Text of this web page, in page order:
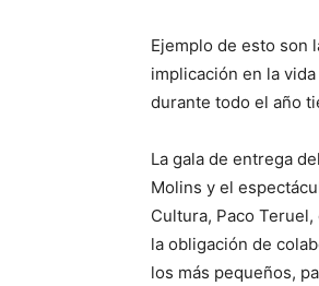
Ejemplo de esto son
implicación en la
durante todo el año
La gala de entrega
Molins y el
Cultura, Paco
la obligación de
los más pequeños,